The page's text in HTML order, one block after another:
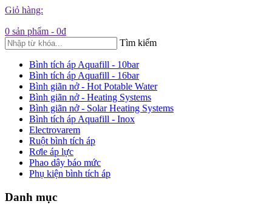
Giỏ hàng:
0 sản phẩm - 0đ
Tìm kiếm
Bình tích áp Aquafill - 10bar
Bình tích áp Aquafill - 16bar
Bình giãn nở - Hot Potable Water
Bình giãn nở - Heating Systems
Bình giãn nở - Solar Heating Systems
Bình tích áp Aquafill - Inox
Electrovarem
Ruột bình tích áp
Rơle áp lực
Phao dây báo mức
Phụ kiện bình tích áp
Danh mục